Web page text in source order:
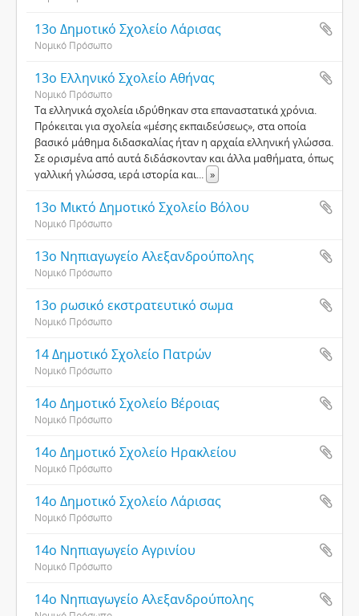
13ο Δημοτικό Σχολείο Λάρισας
Νομικό Πρόσωπο
13ο Ελληνικό Σχολείο Αθήνας
Νομικό Πρόσωπο
Τα ελληνικά σχολεία ιδρύθηκαν στα επαναστατικά χρόνια.
Πρόκειται για σχολεία «μέσης εκπαιδεύσεως», στα οποία
βασικό μάθημα διδασκαλίας ήταν η αρχαία ελληνική γλώσσα.
Σε ορισμένα από αυτά διδάσκονταν και άλλα μαθήματα, όπως
γαλλική γλώσσα, ιερά ιστορία και... »
13ο Μικτό Δημοτικό Σχολείο Βόλου
Νομικό Πρόσωπο
13ο Νηπιαγωγείο Αλεξανδρούπολης
Νομικό Πρόσωπο
13ο ρωσικό εκστρατευτικό σωμα
Νομικό Πρόσωπο
14 Δημοτικό Σχολείο Πατρών
Νομικό Πρόσωπο
14ο Δημοτικό Σχολείο Βέροιας
Νομικό Πρόσωπο
14ο Δημοτικό Σχολείο Ηρακλείου
Νομικό Πρόσωπο
14ο Δημοτικό Σχολείο Λάρισας
Νομικό Πρόσωπο
14ο Νηπιαγωγείο Αγρινίου
Νομικό Πρόσωπο
14ο Νηπιαγωγείο Αλεξανδρούπολης